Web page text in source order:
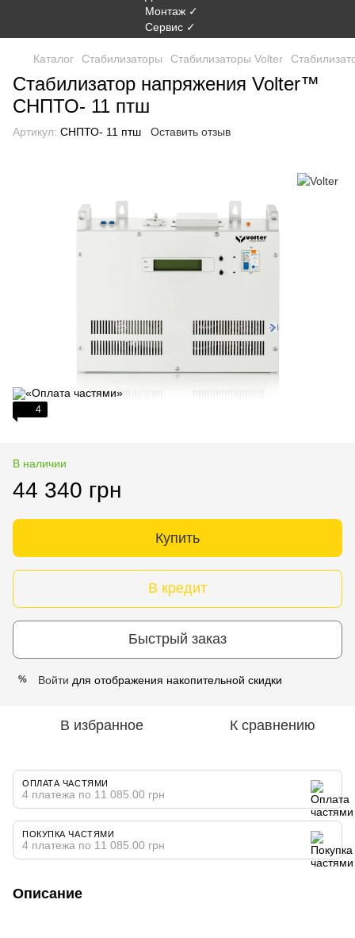
Каталог Стабилизаторы Стабилизаторы Volter
Стабилизатор напряжения Volter™
СНПТО- 11 птш
Артикул: СНПТО- 11 птш Оставить отзыв
4
В наличии
44 340 грн
Купить
В кредит
Быстрый заказ
% Войти для отображения накопительной скидки
В избранное К сравнению
ОПЛАТА ЧАСТЯМИ
4 платежа по 11 085.00 грн
ПОКУПКА ЧАСТЯМИ
4 платежа по 11 085.00 грн
Описание